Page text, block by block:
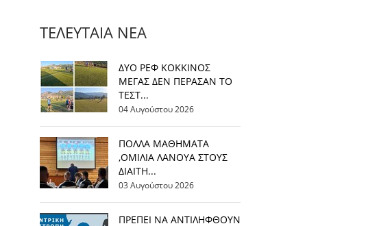
ΤΕΛΕΥΤΑΊΑ ΝΈΑ
ΔΥΟ ΡΕΦ ΚΟΚΚΙΝΟΣ
ΜΕΓΑΣ ΔΕΝ ΠΕΡΑΣΑΝ ΤΟ
ΤΕΣΤ...
04 Αυγούστου 2026
ΠΟΛΛΑ ΜΑΘΗΜΑΤΑ
,ΟΜΙΛΙΑ ΛΑΝΟΥΑ ΣΤΟΥΣ
ΔΙΑΙΤΗ...
03 Αυγούστου 2026
ΠΡΕΠΕΙ ΝΑ ΑΝΤΙΛΗΦΘΟΥΝ